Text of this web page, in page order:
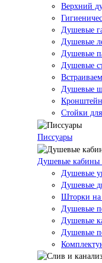
Верхний
Душевые
Душевые
Душевые
Душевые
Душевые
Стойки
Писсуары
Душевые кабины
Душевые
Душевые
Шторки на
Душевые
Душевые
Душевые